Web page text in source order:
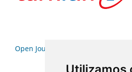
Open Journal Systems